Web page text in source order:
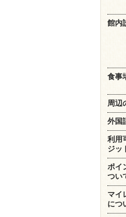
館内
食事
周辺
外国
利用
ジッ
ポイ
つい
マイ
につ